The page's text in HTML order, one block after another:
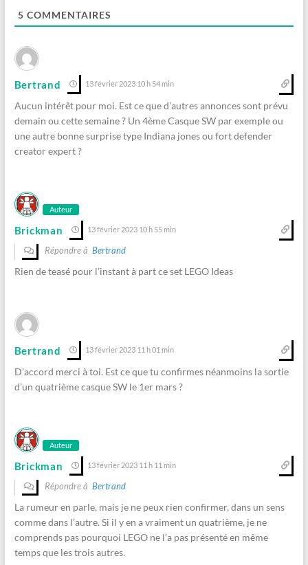
5 COMMENTAIRES
Bertrand 13 février 2023 10 h 54 min
Aucun intérêt pour moi. Est ce que d’autres annonces sont prévu
demain ou cette semaine ? Un 4ème Casque SW par exemple ou
une autre bonne surprise type Indiana jones ou fort defender
creator expert ?
Auteur
Brickman 13 février 2023 10 h 55 min
Répondre à Bertrand
Rien de teasé pour l’instant à part ce set LEGO Ideas
Bertrand 13 février 2023 11 h 01 min
D’accord merci à toi. Est ce que tu confirmes néanmoins la sortie
d’un quatrième casque SW le 1er mars ?
Auteur
Brickman 13 février 2023 11 h 11 min
Répondre à Bertrand
La rumeur en parle, mais je ne peux rien confirmer, dans un sens
comme dans l’autre. Si il y en a vraiment un quatrième, je ne
comprends pas pourquoi LEGO ne l’a pas présenté en même
temps que les trois autres.